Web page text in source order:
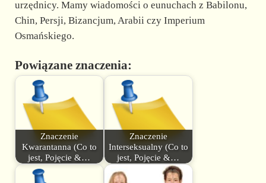
urzędnicy. Mamy wiadomości o eunuchach z Babilonu,
Chin, Persji, Bizancjum, Arabii czy Imperium
Osmańskiego.
Powiązane znaczenia:
Znaczenie
Kwarantanna (Co to
jest, Pojęcie &…
Znaczenie
Interseksualny (Co to
jest, Pojęcie &…